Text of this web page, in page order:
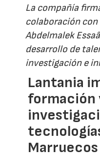
La compañía
colaboración
Abdelmalek
desarrollo de
investigación e
Lantania
formación
Marruecos